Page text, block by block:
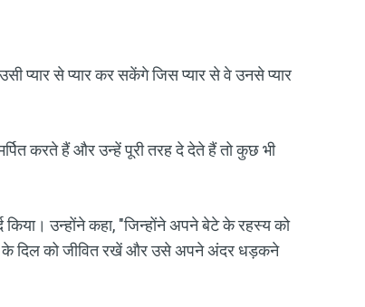
प्यार से प्यार कर सकेंगे जिस प्यार से वे उनसे प्यार
करते हैं और उन्हें पूरी तरह दे देते हैं तो कुछ भी
किया। उन्होंने कहा, "जिन्होंने अपने बेटे के रहस्य को
के दिल को जीवित रखें और उसे अपने अंदर धड़कने